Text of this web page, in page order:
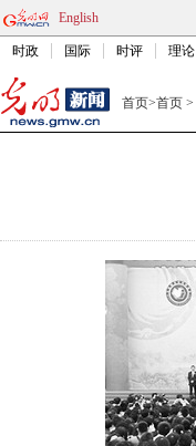
English
时政 国际 时评 理论
首页>首页 >